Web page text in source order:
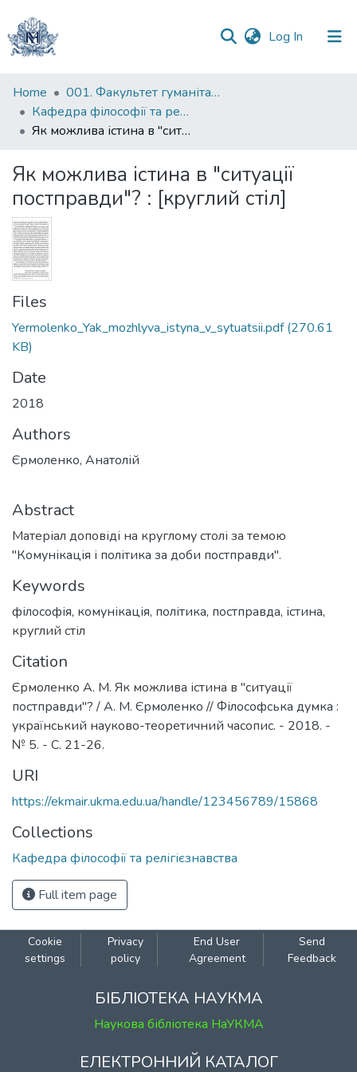
Log In (current)
Communities
&
Collections
Statistics
Home
001. Факультет гуманітарних наук
Кафедра філософії та релігієзнавства
Як можлива істина в "ситуації постправди"? : [круглий стіл]
Як можлива істина в "ситуації
постправди"? : [круглий стіл]
Files
Yermolenko_Yak_mozhlyva_istyna_v_sytuatsii.pdf(270.61
KB)
Date
2018
Authors
Єрмоленко, Анатолій
Abstract
Матеріал доповіді на круглому столі за темою
"Комунікація і політика за доби постправди".
Keywords
філософія, комунікація, політика, постправда, істина,
круглий стіл
Citation
Єрмоленко А. М. Як можлива істина в "ситуації
постправди"? / А. М. Єрмоленко // Філософська думка :
український науково-теоретичний часопис. - 2018. -
№ 5. - С. 21-26.
URI
https://ekmair.ukma.edu.ua/handle/123456789/15868
Collections
Кафедра філософії та релігієзнавства
Full item page
Cookie
settings
Privacy
policy
End User
Agreement
Send
Feedback
БІБЛІОТЕКА НАУКМА
Наукова бібліотека НаУКМА
ЕЛЕКТРОННИЙ КАТАЛОГ